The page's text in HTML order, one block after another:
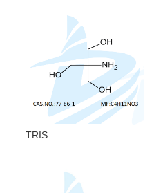
合言葉
ハザード宣言 H319
TRIS